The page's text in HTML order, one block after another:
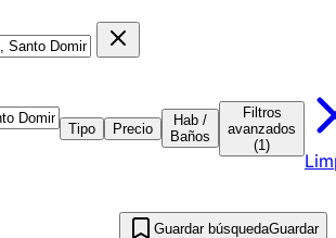
Tipo Precio
Hab /
Baños
Filtros
avanzados
(1)
Guardar búsquedaGuardar